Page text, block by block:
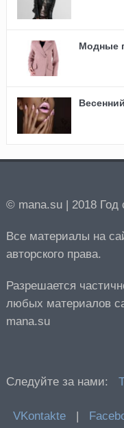
Модные
© mana.su | 2018
Все материалы на
авторского права.
Разрешается
любых материалов
mana.su
Следуйте за нами:
VKontakte |